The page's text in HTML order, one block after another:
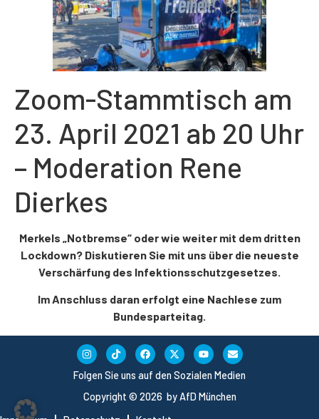
Zoom-Stammtisch am
23. April 2021 ab 20 Uhr
– Moderation Rene
Dierkes
Merkels „Notbremse“ oder wie weiter mit dem dritten
Lockdown? Diskutieren Sie mit uns über die neueste
Verschärfung des Infektionsschutzgesetzes.
Im Anschluss daran erfolgt eine Nachlese zum
Bundesparteitag.
Copyright © 2026 by AfD München
Folgen Sie uns auf den Sozialen Medien